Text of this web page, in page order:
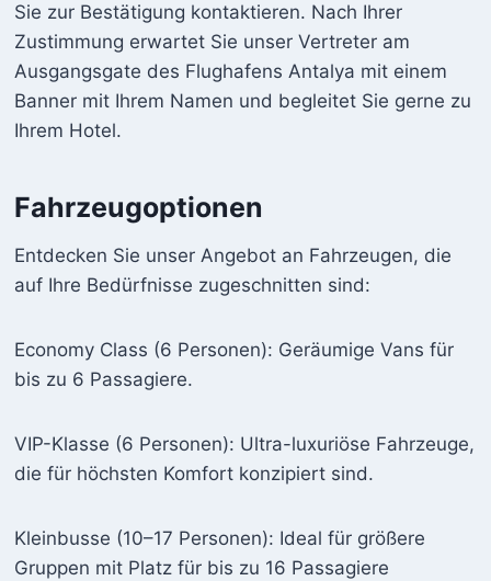
Sie zur Bestätigung kontaktieren. Nach Ihrer
Zustimmung erwartet Sie unser Vertreter am
Ausgangsgate des Flughafens Antalya mit einem
Banner mit Ihrem Namen und begleitet Sie gerne zu
Ihrem Hotel.
Fahrzeugoptionen
Entdecken Sie unser Angebot an Fahrzeugen, die
auf Ihre Bedürfnisse zugeschnitten sind:
Economy Class (6 Personen): Geräumige Vans für
bis zu 6 Passagiere.
VIP-Klasse (6 Personen): Ultra-luxuriöse Fahrzeuge,
die für höchsten Komfort konzipiert sind.
Kleinbusse (10–17 Personen): Ideal für größere
Gruppen mit Platz für bis zu 16 Passagiere